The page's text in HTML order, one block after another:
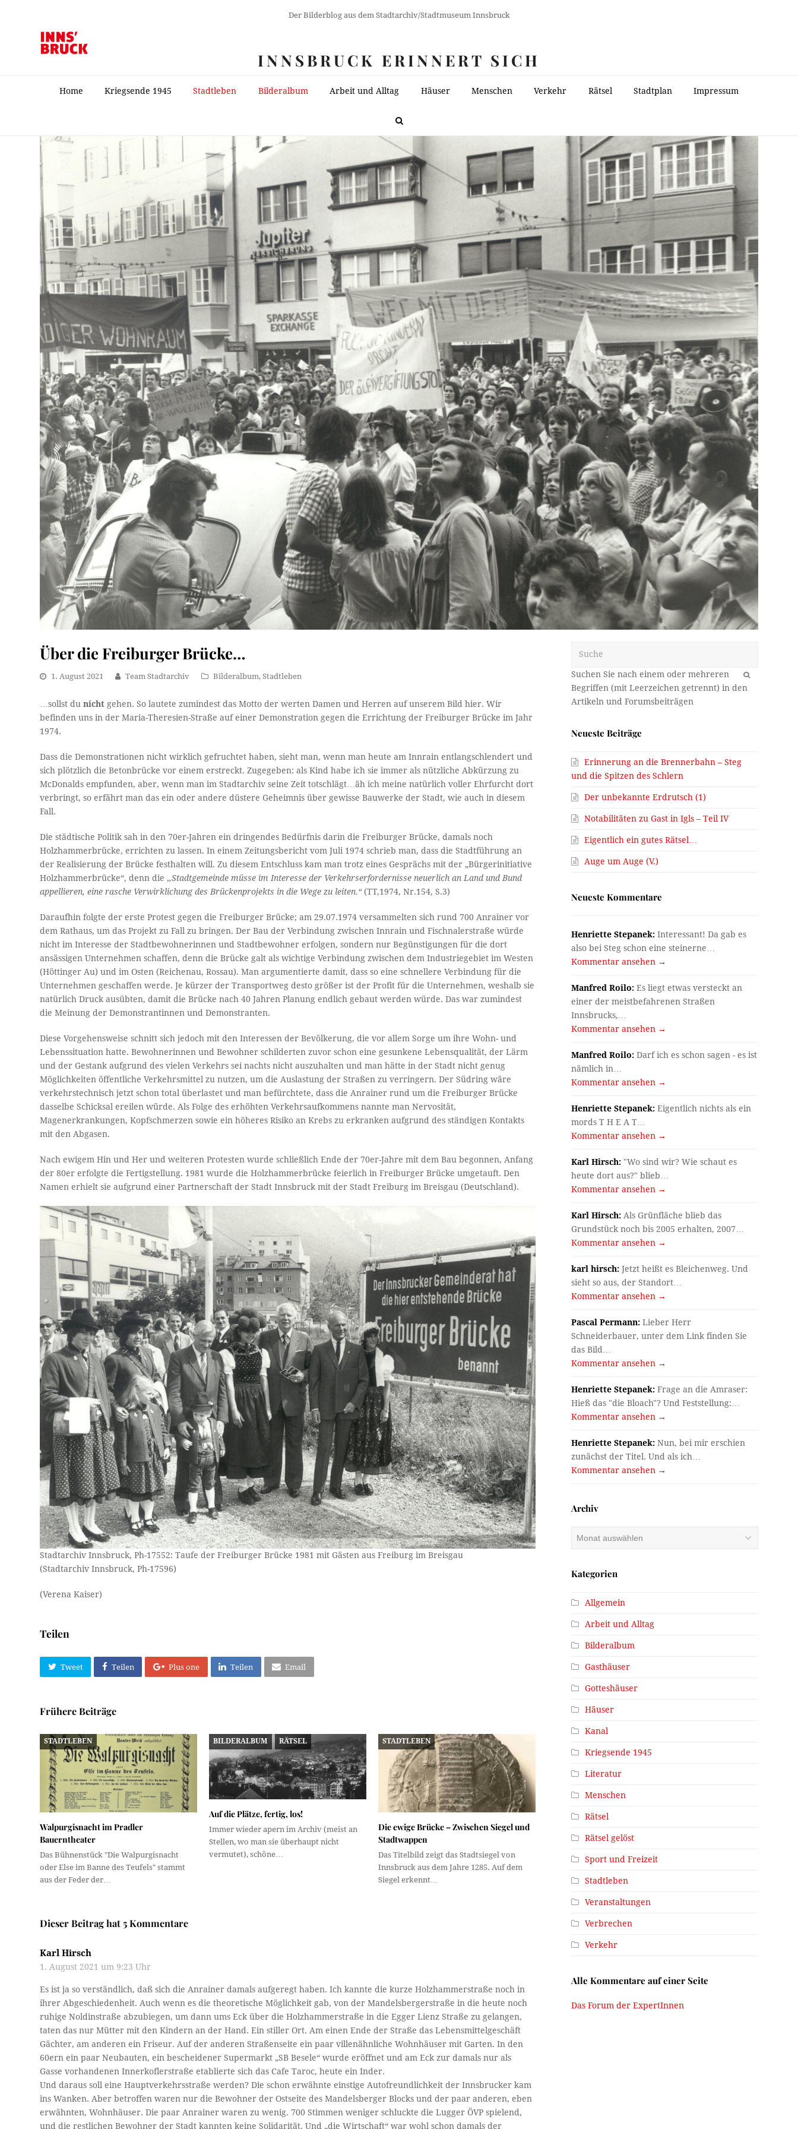
Der Bilderblog aus dem Stadtarchiv/Stadtmuseum Innsbruck
INNSBRUCK ERINNERT SICH
Home Kriegsende 1945 Stadtleben Bilderalbum Arbeit und Alltag Häuser Menschen Verkehr Rätsel Stadtplan Impressum
Über die Freiburger Brücke…
1. August 2021 Team Stadtarchiv Bilderalbum,Stadtleben
…sollst dunicht gehen. So lautete zumindest das Motto der werten Damen und Herren auf unserem Bild hier. Wir
befinden uns in der Maria-Theresien-Straße auf einer Demonstration gegen die Errichtung der Freiburger Brücke im Jahr
1974.
Dass die Demonstrationen nicht wirklich gefruchtet haben, sieht man, wenn man heute am Innrain entlangschlendert und
sich plötzlich die Betonbrücke vor einem erstreckt. Zugegeben: als Kind habe ich sie immer als nützliche Abkürzung zu
McDonalds empfunden, aber, wenn man im Stadtarchiv seine Zeit totschlägt…äh ich meine natürlich voller Ehrfurcht dort
verbringt, so erfährt man das ein oder andere düstere Geheimnis über gewisse Bauwerke der Stadt, wie auch in diesem
Fall.
Die städtische Politik sah in den 70er-Jahren ein dringendes Bedürfnis darin die Freiburger Brücke, damals noch
Holzhammerbrücke, errichten zu lassen. In einem Zeitungsbericht vom Juli 1974 schrieb man, dass die Stadtführung an
der Realisierung der Brücke festhalten will. Zu diesem Entschluss kam man trotz eines Gesprächs mit der „Bürgerinitiative
Holzhammerbrücke“, denn die ,,Stadtgemeinde müsse im Interesse der Verkehrserfordernisse neuerlich an Land und Bund
appellieren, eine rasche Verwirklichung des Brückenprojekts in die Wege zu leiten.“(TT,1974, Nr.154, S.3)
Daraufhin folgte der erste Protest gegen die Freiburger Brücke; am 29.07.1974 versammelten sich rund 700 Anrainer vor
dem Rathaus, um das Projekt zu Fall zu bringen. Der Bau der Verbindung zwischen Innrain und Fischnalerstraße würde
nicht im Interesse der Stadtbewohnerinnen und Stadtbewohner erfolgen, sondern nur Begünstigungen für die dort
ansässigen Unternehmen schaffen, denn die Brücke galt als wichtige Verbindung zwischen dem Industriegebiet im Westen
(Höttinger Au) und im Osten (Reichenau, Rossau). Man argumentierte damit, dass so eine schnellere Verbindung für die
Unternehmen geschaffen werde. Je kürzer der Transportweg desto größer ist der Profit für die Unternehmen, weshalb sie
natürlich Druck ausübten, damit die Brücke nach 40 Jahren Planung endlich gebaut werden würde. Das war zumindest
die Meinung der Demonstrantinnen und Demonstranten.
Diese Vorgehensweise schnitt sich jedoch mit den Interessen der Bevölkerung, die vor allem Sorge um ihre Wohn- und
Lebenssituation hatte. Bewohnerinnen und Bewohner schilderten zuvor schon eine gesunkene Lebensqualität, der Lärm
und der Gestank aufgrund des vielen Verkehrs sei nachts nicht auszuhalten und man hätte in der Stadt nicht genug
Möglichkeiten öffentliche Verkehrsmittel zu nutzen, um die Auslastung der Straßen zu verringern. Der Südring wäre
verkehrstechnisch jetzt schon total überlastet und man befürchtete, dass die Anrainer rund um die Freiburger Brücke
dasselbe Schicksal ereilen würde. Als Folge des erhöhten Verkehrsaufkommens nannte man Nervosität,
Magenerkrankungen, Kopfschmerzen sowie ein höheres Risiko an Krebs zu erkranken aufgrund des ständigen Kontakts
mit den Abgasen.
Nach ewigem Hin und Her und weiteren Protesten wurde schließlich Ende der 70er-Jahre mit dem Bau begonnen, Anfang
der 80er erfolgte die Fertigstellung. 1981 wurde die Holzhammerbrücke feierlich in Freiburger Brücke umgetauft. Den
Namen erhielt sie aufgrund einer Partnerschaft der Stadt Innsbruck mit der Stadt Freiburg im Breisgau (Deutschland).
Stadtarchiv Innsbruck, Ph-17552: Taufe der Freiburger Brücke 1981 mit Gästen aus Freiburg im Breisgau
(Stadtarchiv Innsbruck, Ph-17596)
(Verena Kaiser)
Teilen
Tweet Teilen Plus one Teilen Email
Frühere Beiträge
STADTLEBEN
Walpurgisnacht im Pradler
Bauerntheater
Das Bühnenstück "Die Walpurgisnacht
oder Else im Banne des Teufels" stammt
aus der Feder der…
BILDERALBUM RÄTSEL
Auf die Plätze, fertig, los!
Immer wieder apern im Archiv (meist an
Stellen, wo man sie überhaupt nicht
vermutet), schöne…
STADTLEBEN
Die ewige Brücke – Zwischen Siegel und
Stadtwappen
Das Titelbild zeigt das Stadtsiegel von
Innsbruck aus dem Jahre 1285. Auf dem
Siegel erkennt…
Dieser Beitrag hat 5 Kommentare
Karl Hirsch
1. August 2021 um 9:23 Uhr
Es ist ja so verständlich, daß sich die Anrainer damals aufgeregt haben. Ich kannte die kurze Holzhammerstraße noch in
ihrer Abgeschiedenheit. Auch wenn es die theoretische Möglichkeit gab, von der Mandelsbergerstraße in die heute noch
ruhige Noldinstraße abzubiegen, um dann ums Eck über die Holzhammerstraße in die Egger Lienz Straße zu gelangen,
taten das nur Mütter mit den Kindern an der Hand. Ein stiller Ort. Am einen Ende der Straße das Lebensmittelgeschäft
Gächter, am anderen ein Friseur. Auf der anderen Straßenseite ein paar villenähnliche Wohnhäuser mit Garten. In den
60ern ein paar Neubauten, ein bescheidener Supermarkt „SB Besele“ wurde eröffnet und am Eck zur damals nur als
Gasse vorhandenen Innerkoflerstraße etablierte sich das Cafe Taroc, heute ein Inder.
Und daraus soll eine Hauptverkehrsstraße werden? Die schon erwähnte einstige Autofreundlichkeit der Innsbrucker kam
ins Wanken. Aber betroffen waren nur die Bewohner der Ostseite des Mandelsberger Blocks und der paar anderen, eben
erwähnten, Wohnhäuser. Die paar Anrainer waren zu wenig. 700 Stimmen weniger schluckte die Lugger ÖVP spielend,
und die restlichen Bewohner der Stadt kannten keine Solidarität. Und „die Wirtschaft“ war wohl schon damals der
OK
Neueste Beiträge
Erinnerung an die Brennerbahn – Steg
und die Spitzen des Schlern
Der unbekannte Erdrutsch (1)
Notabilitäten zu Gast in Igls – Teil IV
Eigentlich ein gutes Rätsel…
Auge um Auge (V.)
Neueste Kommentare
Henriette Stepanek: Interessant! Da gab es
also bei Steg schon eine steinerne…
Kommentar ansehen →
Manfred Roilo: Es liegt etwas versteckt an
einer der meistbefahrenen Straßen
Innsbrucks,…
Kommentar ansehen →
Manfred Roilo: Darf ich es schon sagen - es ist
nämlich in…
Kommentar ansehen →
Henriette Stepanek: Eigentlich nichts als ein
mords T H E A T…
Kommentar ansehen →
Karl Hirsch: "Wo sind wir? Wie schaut es
heute dort aus?" blieb…
Kommentar ansehen →
Karl Hirsch: Als Grünfläche blieb das
Grundstück noch bis 2005 erhalten, 2007…
Kommentar ansehen →
karl hirsch: Jetzt heißt es Bleichenweg. Und
sieht so aus, der Standort…
Kommentar ansehen →
Pascal Permann: Lieber Herr
Schneiderbauer, unter dem Link finden Sie
das Bild…
Kommentar ansehen →
Henriette Stepanek: Frage an die Amraser:
Hieß das "die Bloach"? Und Feststellung:…
Kommentar ansehen →
Henriette Stepanek: Nun, bei mir erschien
zunächst der Titel. Und als ich…
Kommentar ansehen →
Archiv
Archiv
Kategorien
Allgemein
Arbeit und Alltag
Bilderalbum
Gasthäuser
Gotteshäuser
Häuser
Kanal
Kriegsende 1945
Literatur
Menschen
Rätsel
Rätsel gelöst
Sport und Freizeit
Stadtleben
Veranstaltungen
Verbrechen
Verkehr
Alle Kommentare auf einer Seite
Das Forum der ExpertInnen